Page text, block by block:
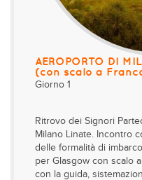
AEROPORTO DI
(con scalo a
Giorno 1
Ritrovo dei Signori
Milano Linate. Incontro
delle formalità di
per Glasgow con scalo
con la guida,